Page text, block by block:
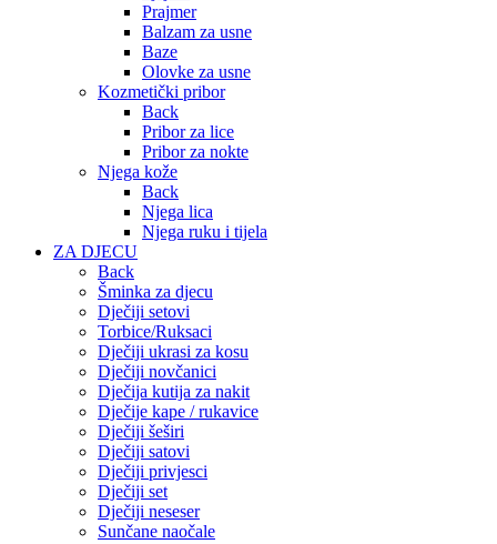
Prajmer
Balzam za usne
Baze
Olovke za usne
Kozmetički pribor
Back
Pribor za lice
Pribor za nokte
Njega kože
Back
Njega lica
Njega ruku i tijela
ZA DJECU
Back
Šminka za djecu
Dječiji setovi
Torbice/Ruksaci
Dječiji ukrasi za kosu
Dječiji novčanici
Dječija kutija za nakit
Dječije kape / rukavice
Dječiji šeširi
Dječiji satovi
Dječiji privjesci
Dječiji set
Dječiji neseser
Sunčane naočale